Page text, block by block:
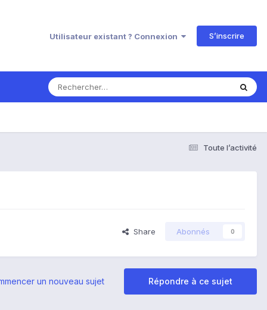
Utilisateur existant ? Connexion S’inscrire
Toute l’activité
Share Abonnés 0
Répondre à ce sujet
un nouveau sujet